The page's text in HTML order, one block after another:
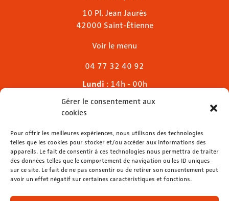
Gérer le consentement aux
cookies
Pour offrir les meilleures expériences, nous utilisons des technologies
telles que les cookies pour stocker et/ou accéder aux informations des
appareils. Le fait de consentir à ces technologies nous permettra de traiter
des données telles que le comportement de navigation ou les ID uniques
sur ce site. Le fait de ne pas consentir ou de retirer son consentement peut
avoir un effet négatif sur certaines caractéristiques et fonctions.
10 Pl. Jean Jaurès
42000 Saint-Étienne
Voir le menu
04 77 32 40 92
Lundi : 14h - 00h
Mardi & mercredi
Jeudi
Dimanche: 11h - 00h